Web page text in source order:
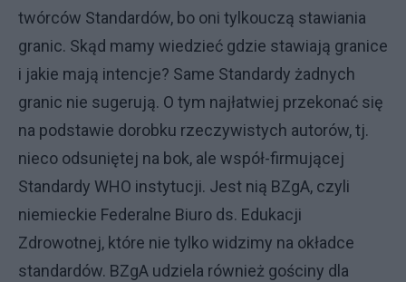
twórców Standardów, bo oni tylkouczą stawiania
granic. Skąd mamy wiedzieć gdzie stawiają granice
i jakie mają intencje? Same Standardy żadnych
granic nie sugerują. O tym najłatwiej przekonać się
na podstawie dorobku rzeczywistych autorów, tj.
nieco odsuniętej na bok, ale współ-firmującej
Standardy WHO instytucji. Jest nią BZgA, czyli
niemieckie Federalne Biuro ds. Edukacji
Zdrowotnej, które nie tylko widzimy na okładce
standardów. BZgA udziela również gościny dla